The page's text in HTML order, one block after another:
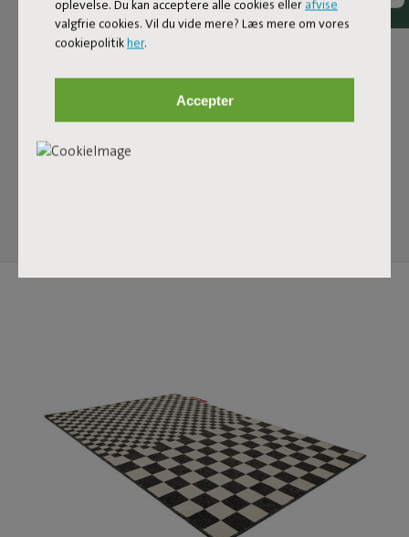
oplevelse. Du kan acceptere alle cookies eller afvise
valgfrie cookies. Vil du vide mere? Læs mere om vores
cookiepolitikher.
Accepter
Carpretty Petit er et udendørs designgulvtæppe, der føles
lige så hjemme indendørs. Det kombinerer gennemtænkt
centimeter danner tæppet en solid base for terrasser,
byhaver og udestuer uden at dominere rummet. På den
måde tager du nemt hyggen med fra indenfor til udenfor.
Takket være de vejrbestandige egenskaber kan du også
uden besvær placere det i badeværelset eller ved en